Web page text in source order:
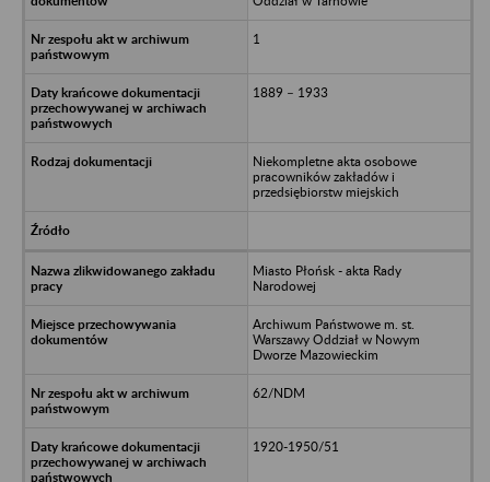
1
1889 – 1933
Niekompletne akta osobowe
pracowników zakładów i
przedsiębiorstw miejskich
Miasto Płońsk - akta Rady
Narodowej
Archiwum Państwowe m. st.
Warszawy Oddział w Nowym
Dworze Mazowieckim
62/NDM
1920-1950/51